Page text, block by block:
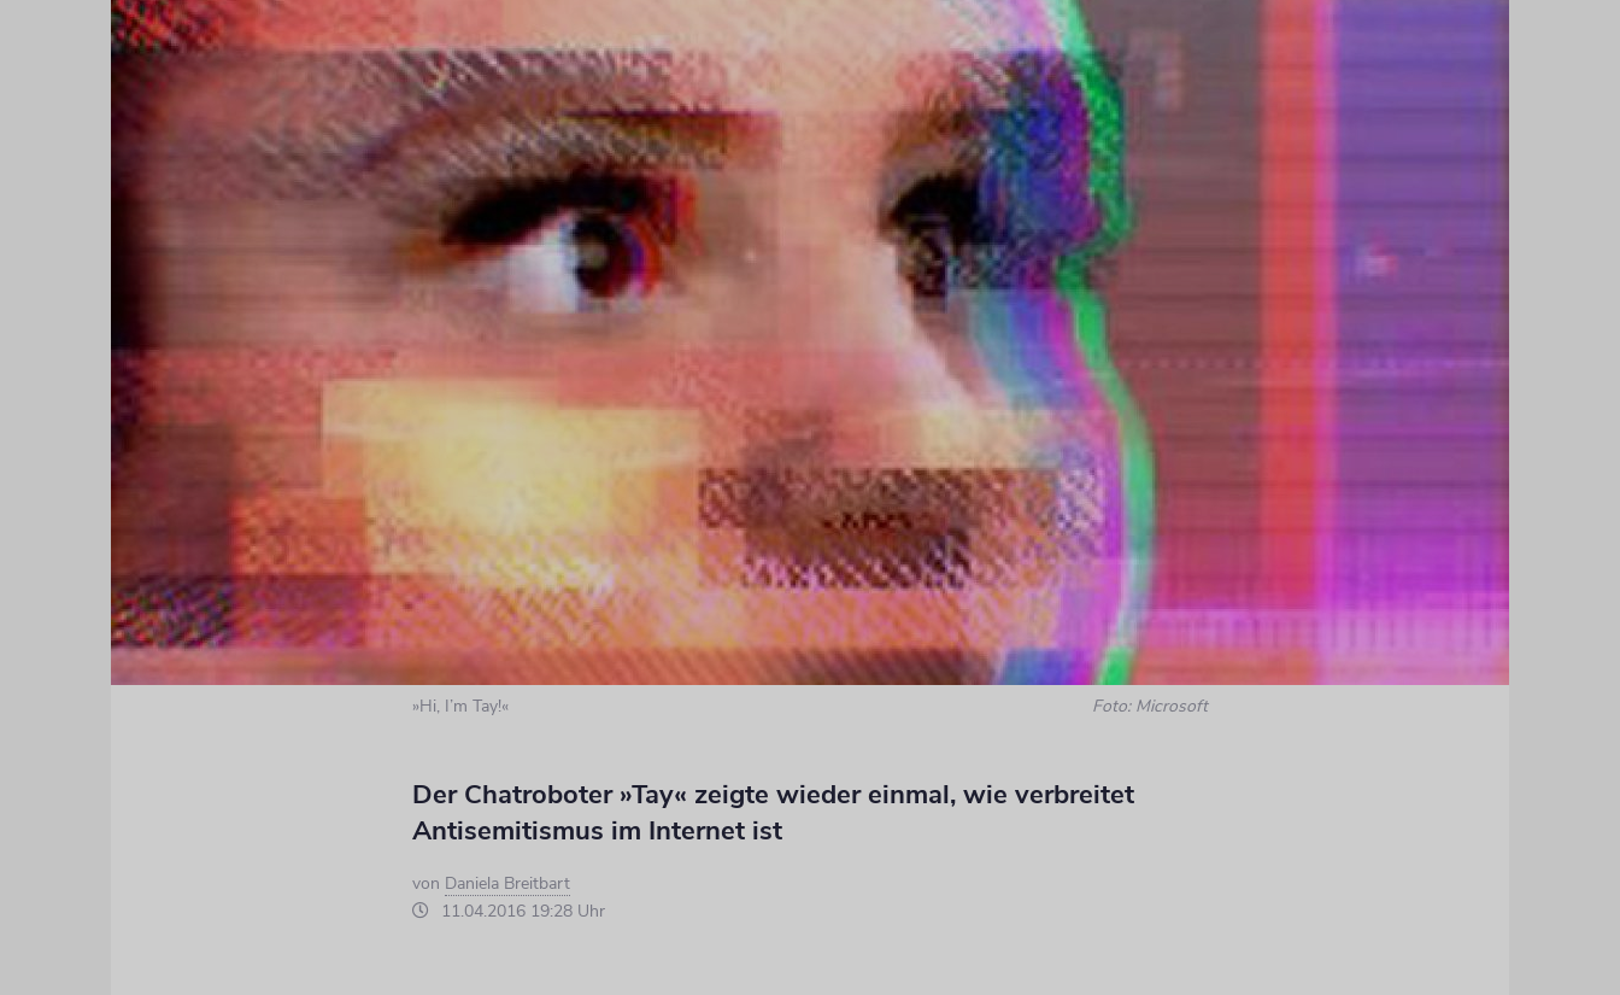
»Hi, I’m Tay!« Foto: Microsoft
Der Chatroboter »Tay« zeigte wieder einmal, wie verbreitet
Antisemitismus im Internet ist
von Daniela Breitbart
11.04.2016 19:28 Uhr